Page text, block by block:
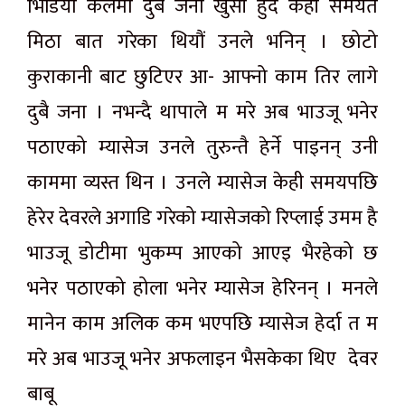
मिठा बात गरेका थियौं उनले भनिन् । छोटो
कुराकानी बाट छुटिएर आ- आफ्नो काम तिर लागे
दुबै जना । नभन्दै थापाले म मरे अब भाउजू भनेर
पठाएको म्यासेज उनले तुरुन्तै हेर्ने पाइनन् उनी
काममा व्यस्त थिन । उनले म्यासेज केही समयपछि
हेरेर देवरले अगाडि गरेको म्यासेजको रिप्लाई उमम है
भाउजू डोटीमा भुकम्प आएको आएइ भैरहेको छ
भनेर पठाएको होला भनेर म्यासेज हेरिनन् । मनले
मानेन काम अलिक कम भएपछि म्यासेज हेर्दा त म
मरे अब भाउजू भनेर अफलाइन भैसकेका थिए देवर
बाबू